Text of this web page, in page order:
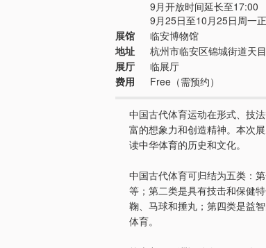
9月开放时间延长至17:00
9月25日至10月25日周一
展馆
临安博物馆
地址
杭州市临安区锦城街道天
展厅
临展厅
费用
Free（需预约）
中国古代体育运动在形式、技
富的想象力和创造精神。本次
读中华体育的历史和文化。
中国古代体育可归结为五类：
等；第二类是具有技击和保健
鞠、马球和捶丸；第四类是益
体育。